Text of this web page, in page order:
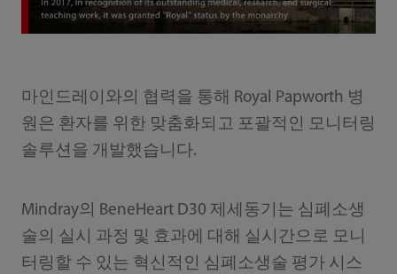
마인드레이와의 협력을 통해 Royal Papworth 병
원은 환자를 위한 맞춤화되고 포괄적인 모니터링
솔루션을 개발했습니다.
Mindray의 BeneHeart D30 제세동기는 심폐소생
술의 실시 과정 및 효과에 대해 실시간으로 모니
터링할 수 있는 혁신적인 심폐소생술 평가 시스